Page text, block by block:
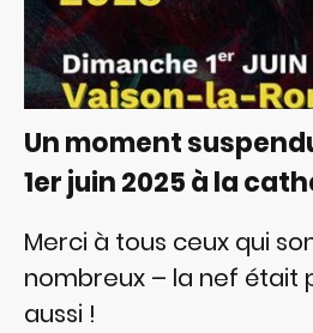
Un moment
1er juin 2025 à la
Merci à tous ceux qui
nombreux – la nef était
aussi !